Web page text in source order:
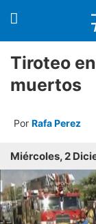
Tiroteo
muertos
Por Rafa Perez
Miércoles, 2